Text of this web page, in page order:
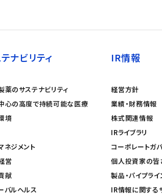
ナビリティ
薬のサステナビリティ
心の高度で持続可能な医療
境
ネジメント
営
献
バルヘルス
IR情報
経営方針
業績・財務情報
株式関連情報
IRライブラリ
コーポレートガ
個人投資家の皆
製品・パイプライ
IR情報に関する